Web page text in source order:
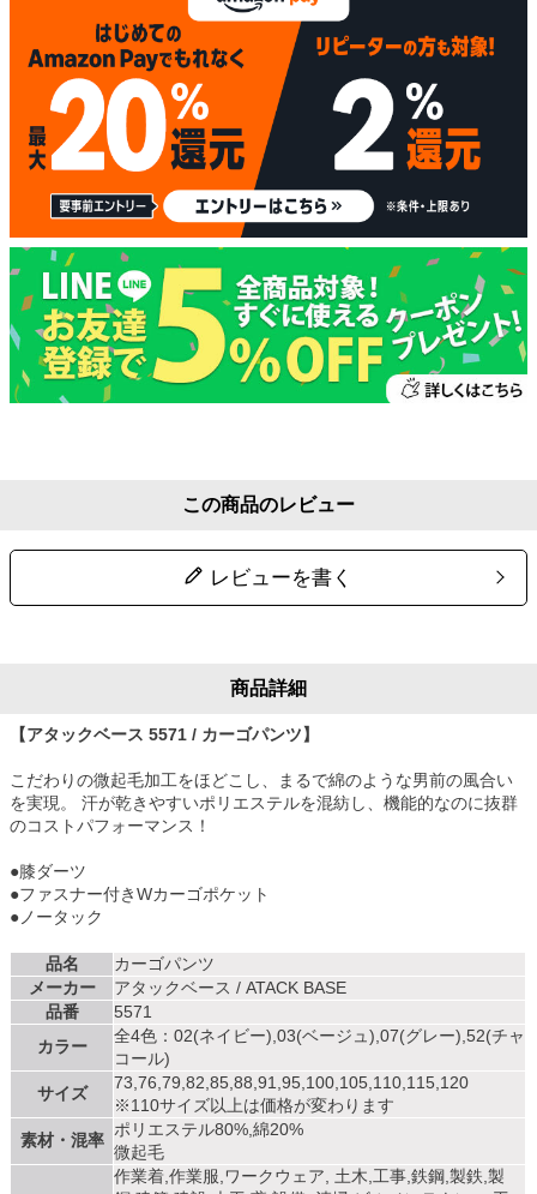
この商品のレビュー
レビューを書く
商品詳細
【アタックベース 5571 / カーゴパンツ】
こだわりの微起毛加工をほどこし、まるで綿のような男前の風合い
を実現。 汗が乾きやすいポリエステルを混紡し、機能的なのに抜群
のコストパフォーマンス！
●膝ダーツ
●ファスナー付きWカーゴポケット
●ノータック
品名
カーゴパンツ
メーカー
アタックベース / ATACK BASE
品番
5571
カラー
全4色：02(ネイビー),03(ベージュ),07(グレー),52(チャ
コール)
サイズ
73,76,79,82,85,88,91,95,100,105,110,115,120
※110サイズ以上は価格が変わります
素材・混率
ポリエステル80%,綿20%
微起毛
作業着,作業服,ワークウェア, 土木,工事,鉄鋼,製鉄,製